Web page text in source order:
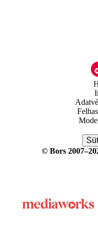
© Bors